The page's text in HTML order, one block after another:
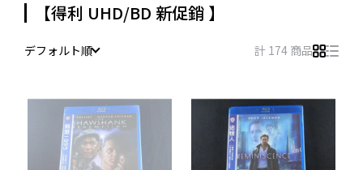
【得利 UHD/BD 新促銷 】
デフォルト順 計 174 商品